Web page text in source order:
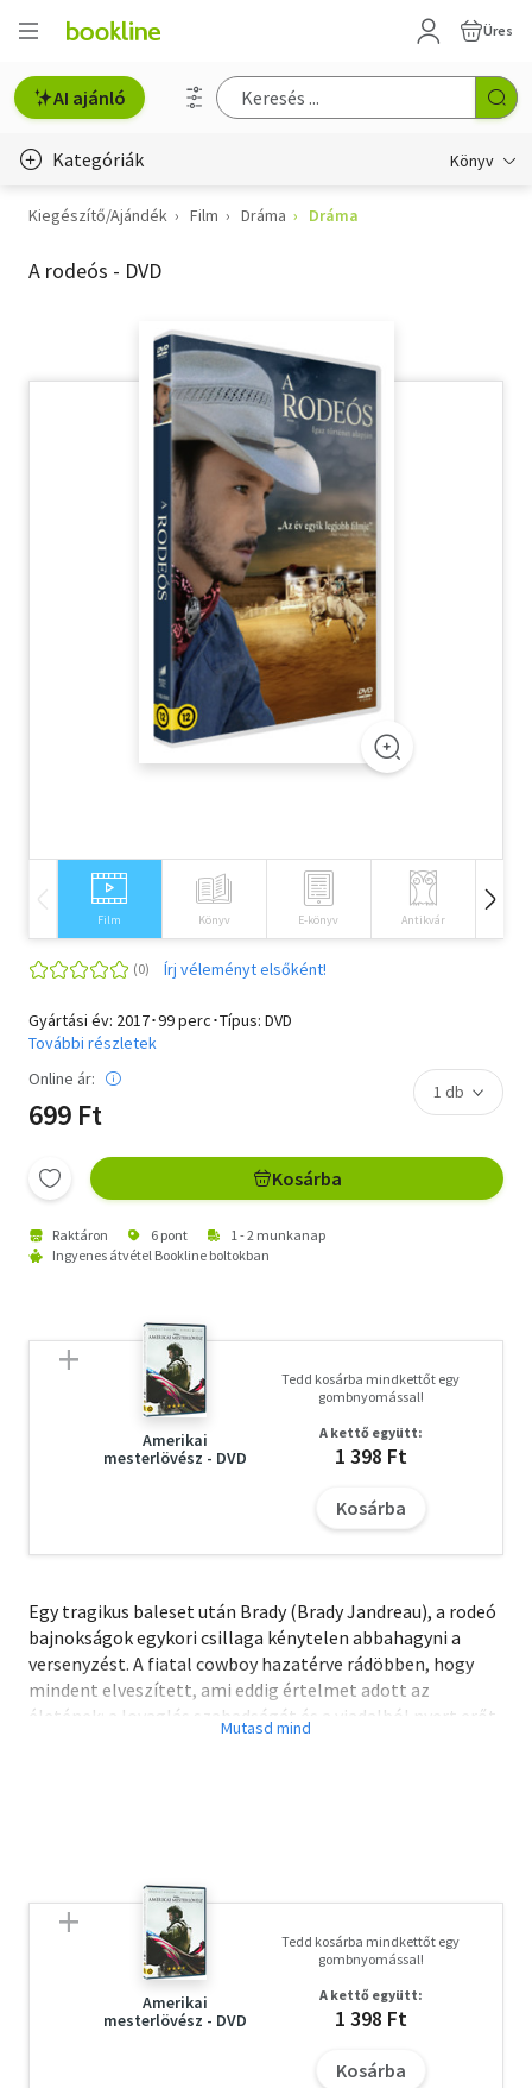
Üres
AI ajánló
Kategóriák Könyv
Életmód, egészség
Erotika
Szótár, nyelvkönyv
Tankönyv, segédkönyv
Társadalomtudomány
Természettudomány
Kiegészítő/Ajándék Film Dráma Dráma
A rodeós - DVD
Film Könyv E-könyv Antikvár
Írj véleményt elsőként!
Gyártási év: 2017･99 perc･Típus: DVD
További részletek
Online ár:
699 Ft
Kosárba
Raktáron 6 pont
1 - 2 munkanap
Ingyenes átvétel Bookline boltokban
Amerikai
mesterlövész - DVD
Tedd kosárba mindkettőt egy
gombnyomással!
A kettő együtt:
1 398 Ft
Kosárba
Egy tragikus baleset után Brady (Brady Jandreau), a rodeó
bajnokságok egykori csillaga kénytelen abbahagyni a
versenyzést. A fiatal cowboy hazatérve rádöbben, hogy
mindent elveszített, ami eddig értelmet adott az
életének: a lovaglás szabadságát és a viadalból nyert erőt.
Brady azonban nem adja fel, ismét át akarja venni az
"mágnesként vonzza a tekintetet" (Justin Chang, Los
Angeles Times).
16 éven aluliak számára nem ajánlott
NFT/24849/2018
Amerikai
mesterlövész - DVD
Tedd kosárba mindkettőt egy
gombnyomással!
A kettő együtt:
1 398 Ft
Kosárba